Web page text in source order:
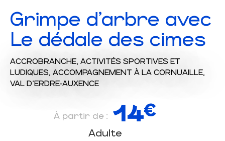
Grimpe d'arbre avec
Le dédale des cimes
ACCROBRANCHE, ACTIVITÉS SPORTIVES ET
LUDIQUES, ACCOMPAGNEMENT À LA CORNUAILLE,
VAL D'ERDRE-AUXENCE
À partir de : 14€
Adulte